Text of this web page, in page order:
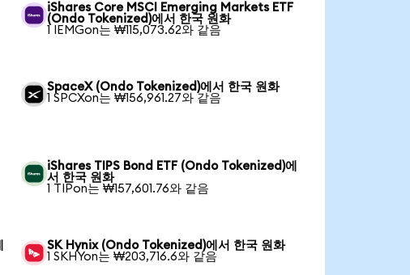
iShares Core MSCI Emerging Markets ETF
(Ondo Tokenized)에서 한국 원화
1 IEMGon는 ₩115,073.62와 같음
SpaceX (Ondo Tokenized)에서 한국 원화
1 SPCXon는 ₩156,961.27와 같음
iShares TIPS Bond ETF (Ondo Tokenized)에
서 한국 원화
1 TIPon는 ₩157,601.76와 같음
SK Hynix (Ondo Tokenized)에서 한국 원화
1 SKHYon는 ₩203,716.6와 같음